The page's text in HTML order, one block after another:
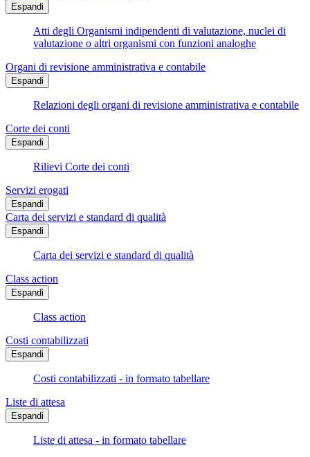
Espandi
Atti degli Organismi indipendenti di valutazione, nuclei di
valutazione o altri organismi con funzioni analoghe
Organi di revisione amministrativa e contabile
Espandi
Relazioni degli organi di revisione amministrativa e contabile
Corte dei conti
Espandi
Rilievi Corte dei conti
Servizi erogati
Espandi
Carta dei servizi e standard di qualità
Espandi
Carta dei servizi e standard di qualità
Class action
Espandi
Class action
Costi contabilizzati
Espandi
Costi contabilizzati - in formato tabellare
Liste di attesa
Espandi
Liste di attesa - in formato tabellare